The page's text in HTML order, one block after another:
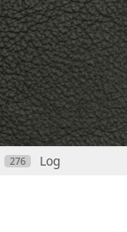
276 Log